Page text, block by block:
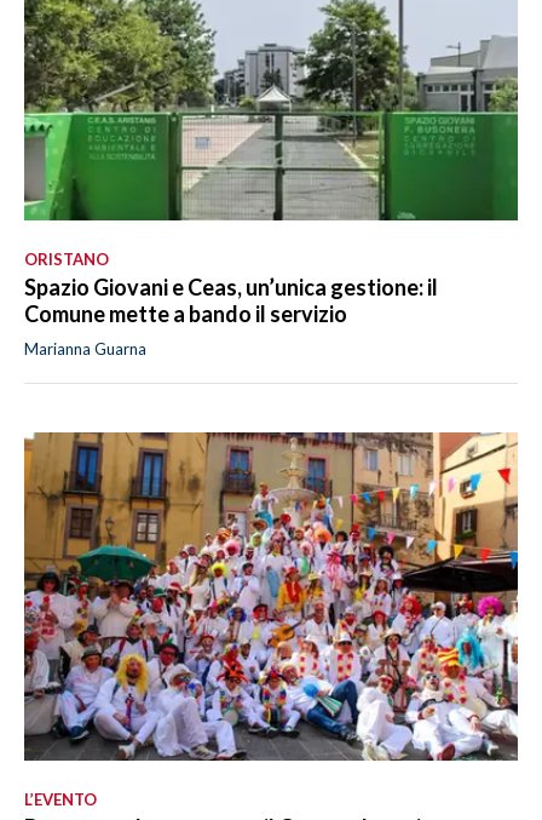
ORISTANO
Spazio Giovani e Ceas, un’unica gestione: il
Comune mette a bando il servizio
Marianna Guarna
L’EVENTO